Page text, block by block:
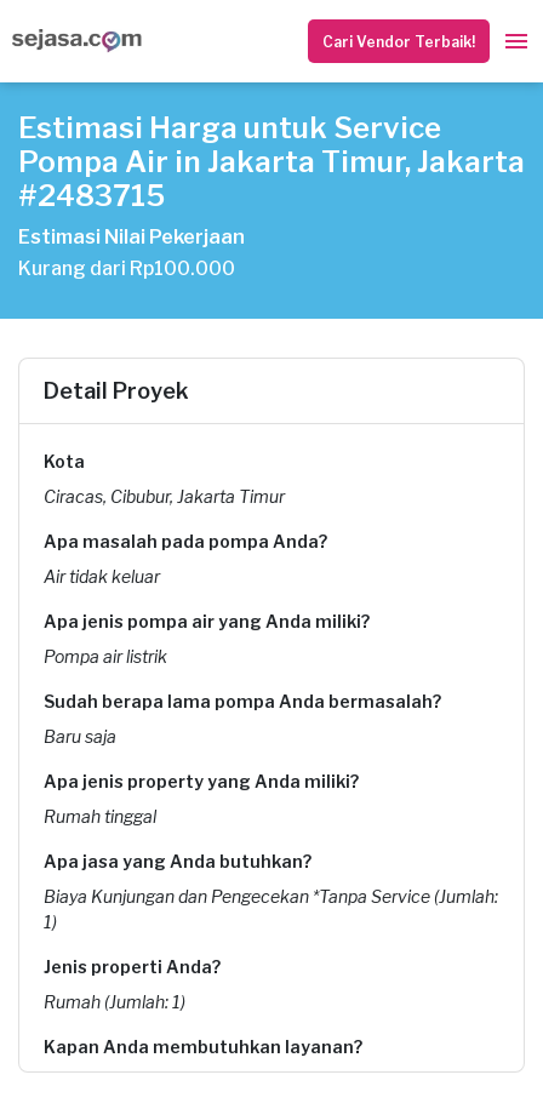
Cari Vendor Terbaik!
Estimasi Harga untuk Service
Pompa Air in Jakarta Timur, Jakarta
#2483715
Estimasi Nilai Pekerjaan
Kurang dari Rp100.000
Detail Proyek
Kota
Ciracas, Cibubur, Jakarta Timur
Apa masalah pada pompa Anda?
Air tidak keluar
Apa jenis pompa air yang Anda miliki?
Pompa air listrik
Sudah berapa lama pompa Anda bermasalah?
Baru saja
Apa jenis property yang Anda miliki?
Rumah tinggal
Apa jasa yang Anda butuhkan?
Biaya Kunjungan dan Pengecekan *Tanpa Service (Jumlah:
1)
Jenis properti Anda?
Rumah (Jumlah: 1)
Kapan Anda membutuhkan layanan?